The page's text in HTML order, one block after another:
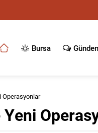
Bursa
Operasyonlar